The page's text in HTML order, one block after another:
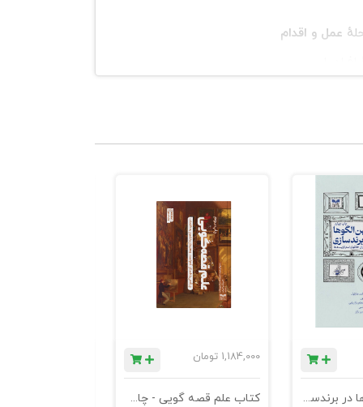
عمل و اقدام
را
در محیط‌های
کلیدی
مربی‌گری،
تمرینات
نه از
کتاب کهن الگوها در برندسازی - ابزاری برای خلاقها و استراتژیست ها
1,184,000 تومان
کتاب علم قصه گویی - چاپ سوم